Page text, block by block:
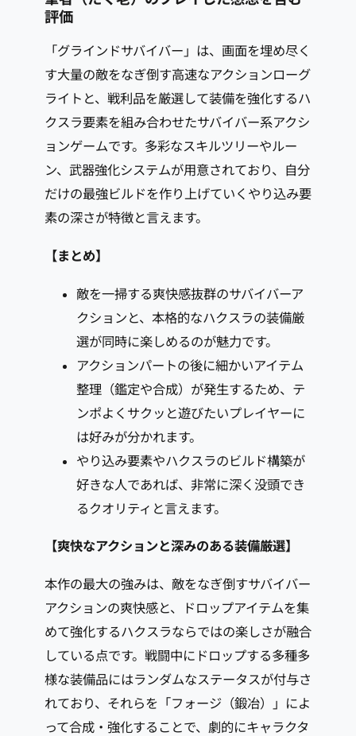
評価
「グラインドサバイバー」は、画面を埋め尽く
す大量の敵をなぎ倒す高速なアクションローグ
ライトと、戦利品を厳選して装備を強化するハ
クスラ要素を組み合わせたサバイバー系アクシ
ョンゲームです。多彩なスキルツリーやルー
ン、武器強化システムが用意されており、自分
だけの最強ビルドを作り上げていくやり込み要
素の深さが特徴と言えます。
【まとめ】
敵を一掃する爽快感抜群のサバイバーア
クションと、本格的なハクスラの装備厳
選が同時に楽しめるのが魅力です。
アクションパートの後に細かいアイテム
整理（鑑定や合成）が発生するため、テ
ンポよくサクッと遊びたいプレイヤーに
は好みが分かれます。
やり込み要素やハクスラのビルド構築が
好きな人であれば、非常に深く没頭でき
るクオリティと言えます。
【爽快なアクションと深みのある装備厳選】
本作の最大の強みは、敵をなぎ倒すサバイバー
アクションの爽快感と、ドロップアイテムを集
めて強化するハクスラならではの楽しさが融合
している点です。戦闘中にドロップする多種多
様な装備品にはランダムなステータスが付与さ
れており、それらを「フォージ（鍛冶）」によ
って合成・強化することで、劇的にキャラクタ